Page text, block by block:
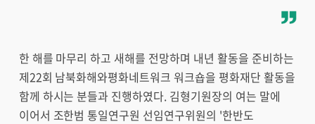
한 해를 마무리 하고 새해를 전망하며 내년 활동을 준비하는
제22회 남북화해와평화네트워크 워크숍을 평화재단 활동을
함께 하시는 분들과 진행하였다. 김형기원장의 여는 말에
이어서 조한범 통일연구원 선임연구위원의 '한반도